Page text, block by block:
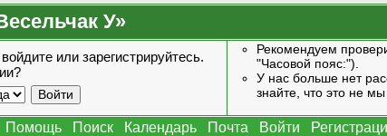
У»
войдите или зарегистрируйтесь.
Рекомендуем
"Часовой пояс:").
У нас больше нет
знайте, что это не
Помощь Поиск Календарь Почта Войти